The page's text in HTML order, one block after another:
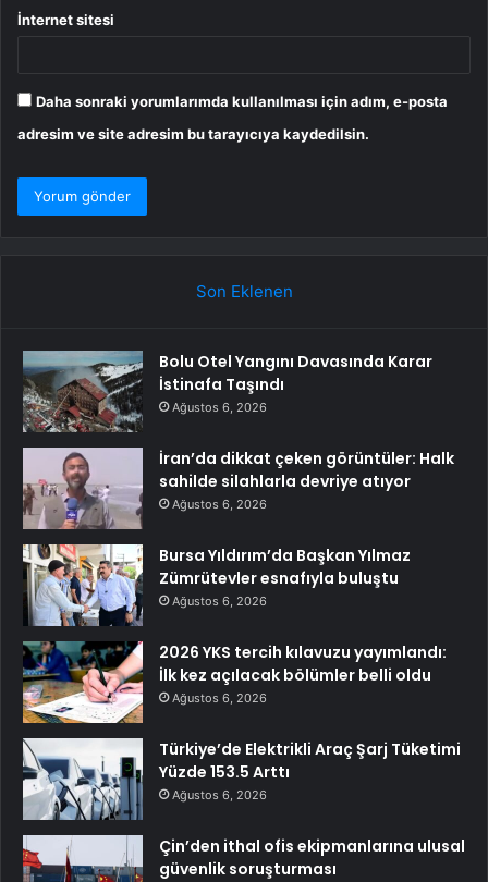
İnternet sitesi
Daha sonraki yorumlarımda kullanılması için adım, e-posta
adresim ve site adresim bu tarayıcıya kaydedilsin.
Son Eklenen
Bolu Otel Yangını Davasında Karar
İstinafa Taşındı
Ağustos 6, 2026
İran’da dikkat çeken görüntüler: Halk
sahilde silahlarla devriye atıyor
Ağustos 6, 2026
Bursa Yıldırım’da Başkan Yılmaz
Zümrütevler esnafıyla buluştu
Ağustos 6, 2026
2026 YKS tercih kılavuzu yayımlandı:
İlk kez açılacak bölümler belli oldu
Ağustos 6, 2026
Türkiye’de Elektrikli Araç Şarj Tüketimi
Yüzde 153.5 Arttı
Ağustos 6, 2026
Çin’den ithal ofis ekipmanlarına ulusal
güvenlik soruşturması